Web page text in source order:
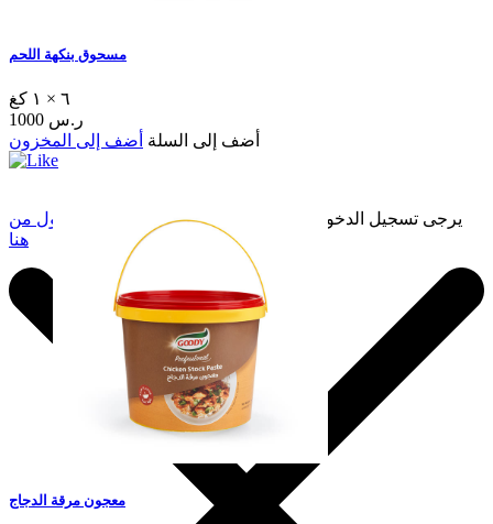
مسحوق بنكهة اللحم
٦ × ١ كغ
1000 ر.س
أضف إلى السلة أضف إلى المخزون
يرجى تسجيل الدخول لإضافة هذا إلى المفضلة.
سجّل الدخول من
هنا
معجون مرقة الدجاج